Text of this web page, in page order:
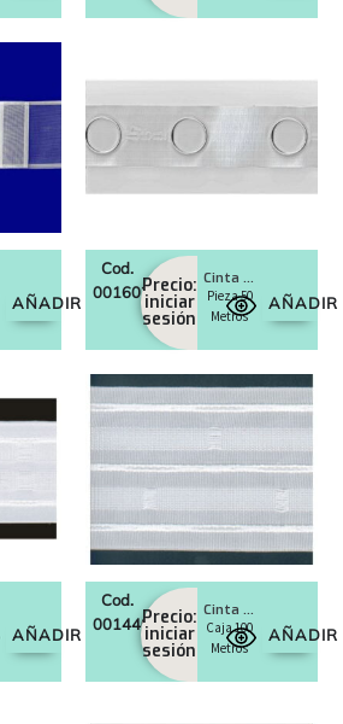
AÑADIR
Cod.
0016023Precio:
iniciar
sesión
Cinta Cortina Ojete 42 Ø
Pieza 50
Metros
AÑADIR
AÑADIR
Cod.
0014406Precio:
iniciar
sesión
Cinta cortina nido abeja 85
Caja 100
Metros
AÑADIR